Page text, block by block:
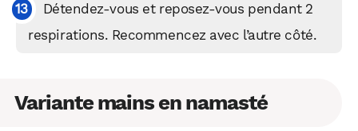
Détendez-vous et reposez-vous pendant 2
respirations. Recommencez avec l’autre côté.
Variante mains en namasté